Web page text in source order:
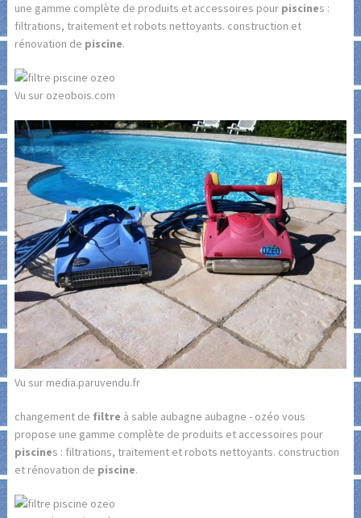
une gamme complète de produits et accessoires pour piscines :
filtrations, traitement et robots nettoyants. construction et
rénovation de piscine.
Vu sur ozeobois.com
Vu sur media.paruvendu.fr
changement de filtre à sable aubagne aubagne - ozéo vous
propose une gamme complète de produits et accessoires pour
piscines : filtrations, traitement et robots nettoyants. construction
et rénovation de piscine.